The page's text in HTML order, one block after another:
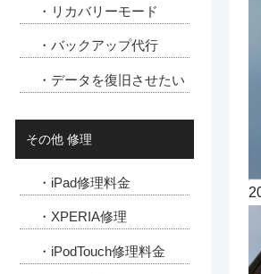
・リカバリーモード
・バックアップ代行
・データを復旧させたい
その他 修理
・iPad修理料金
・XPERIA修理
・iPodTouch修理料金